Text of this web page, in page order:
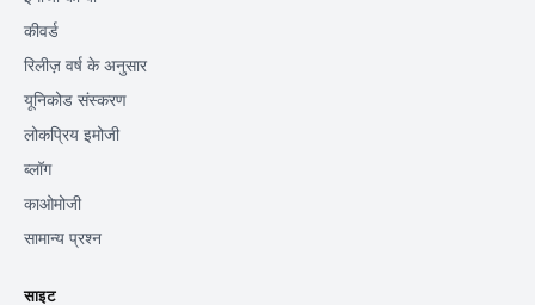
कीवर्ड
रिलीज़ वर्ष के अनुसार
यूनिकोड संस्करण
लोकप्रिय इमोजी
ब्लॉग
काओमोजी
सामान्य प्रश्न
साइट